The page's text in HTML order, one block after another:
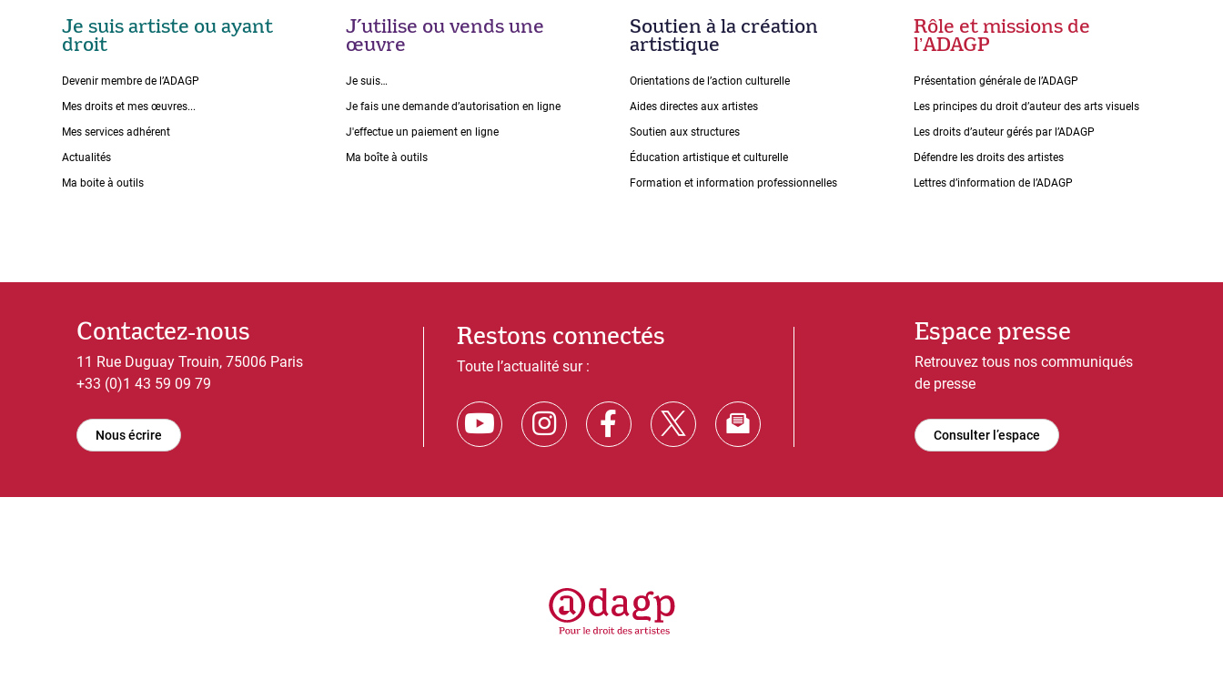
Je suis artiste ou ayant
droit
Devenir membre de l’ADAGP
Mes droits et mes œuvres...
Mes services adhérent
Actualités
Ma boite à outils
J’utilise ou vends une
œuvre
Je suis…
Je fais une demande dʼautorisation en ligne
J'effectue un paiement en ligne
Ma boîte à outils
Soutien à la création
artistique
Orientations de lʼaction culturelle
Aides directes aux artistes
Soutien aux structures
Éducation artistique et culturelle
Formation et information professionnelles
Rôle et missions de
lʼADAGP
Présentation générale de l’ADAGP
Les principes du droit dʼauteur des arts visuels
Les droits dʼauteur gérés par lʼADAGP
Défendre les droits des artistes
Lettres dʼinformation de lʼADAGP
Contactez-nous
11 Rue Duguay Trouin, 75006 Paris
+33 (0)1 43 59 09 79
Nous écrire
Restons connectés
Toute l’actualité sur :
Espace presse
Retrouvez tous nos communiqués
de presse
Consulter l’espace